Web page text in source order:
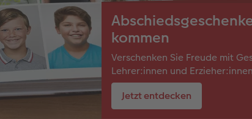
kommen
Verschenken Sie Freude mit
Lehrer:innen und
Jetzt entdecken